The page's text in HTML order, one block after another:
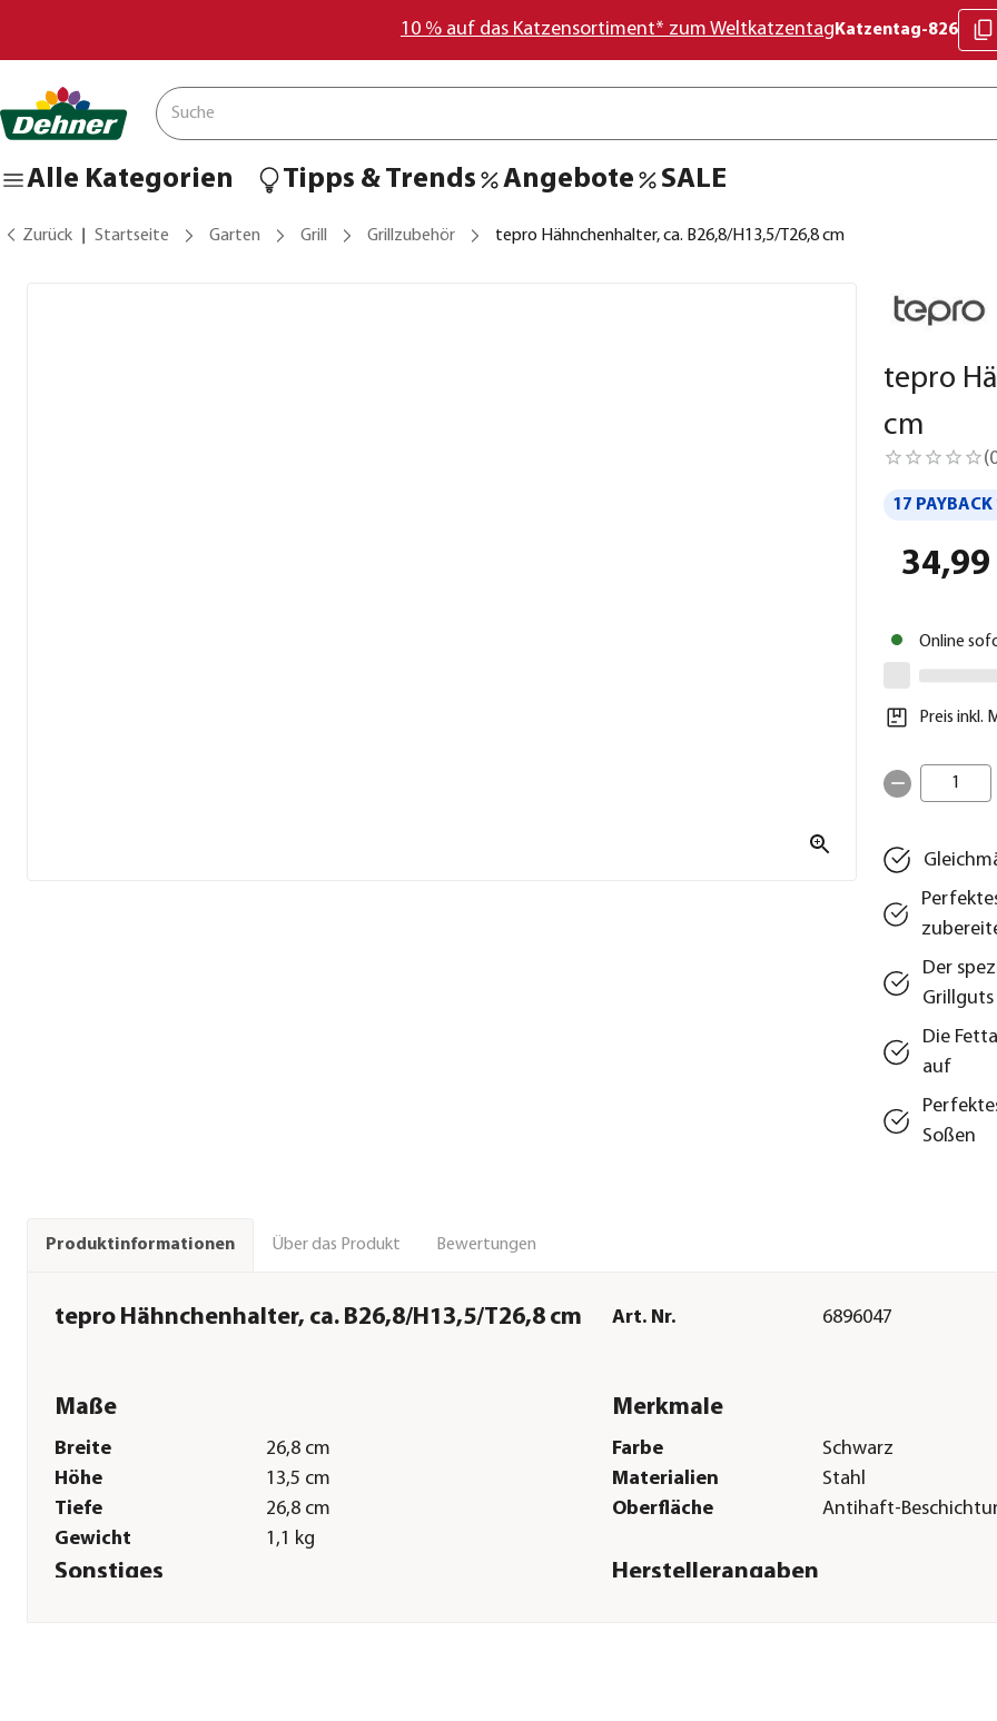
10 % auf das Katzensortiment* zum Weltkatzentag Katzentag-826
Alle Kategorien Tipps & Trends Angebote SALE
Zurück Startseite Garten Grill Grillzubehör tepro Hähnchenhalter, ca. B26,8/H13,5/T26,8 cm
tepro
cm
(
17
34,99
Online
Preis inkl.
1
Der
Grillguts
Die
auf
Soßen
Produktinformationen Über das Produkt Bewertungen
tepro Hähnchenhalter, ca. B26,8/H13,5/T26,8 cm Art. Nr. 6896047
Maße
Breite
26,8 cm
Höhe
13,5 cm
Tiefe
26,8 cm
Gewicht
1,1 kg
Merkmale
Farbe
Schwarz
Materialien
Stahl
Oberfläche
Antihaft-
Sonstiges Herstellerangaben